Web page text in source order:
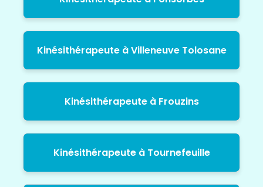
Kinésithérapeute à Villeneuve Tolosane
Kinésithérapeute à Frouzins
Kinésithérapeute à Tournefeuille